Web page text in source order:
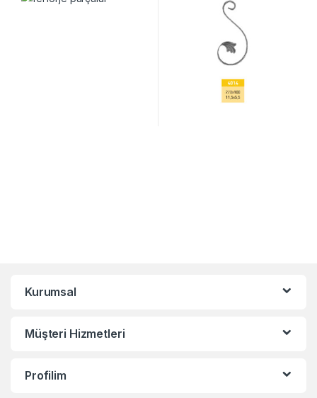
Kurumsal
Müşteri Hizmetleri
Profilim